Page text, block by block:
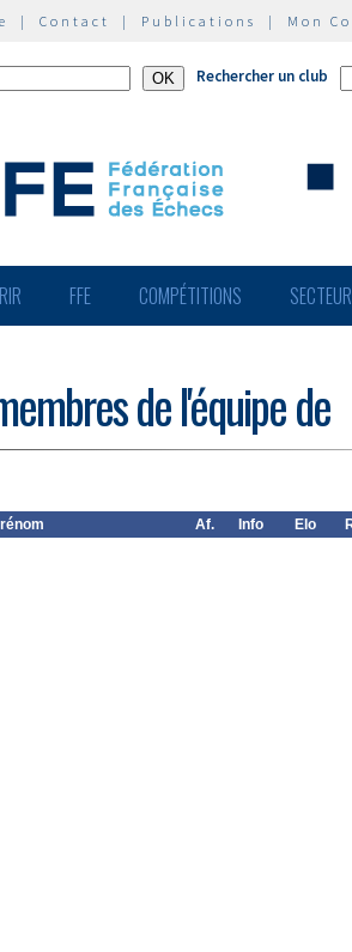
| Contact | Publications | Mon
Rechercher un club
FFE COMPÉTITIONS
de l'équipe de
Af. Info Elo